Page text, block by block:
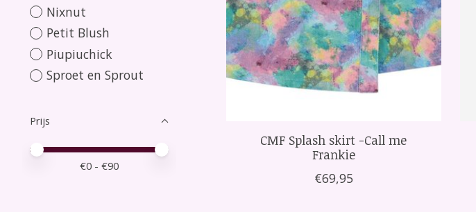
Nixnut
Petit Blush
Piupiuchick
Sproet en Sprout
Prijs
Minimale prijswaarde
Price maximum value
€0 - €90
CMF Splash skirt -Call me
Frankie
€69,95